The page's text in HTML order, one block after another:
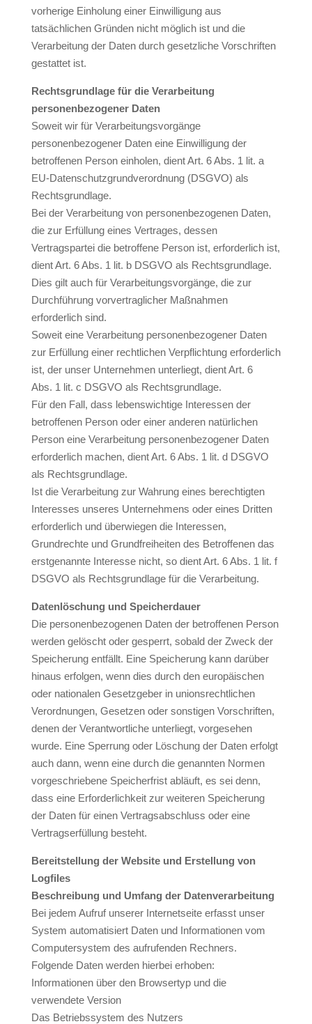
vorherige Einholung einer Einwilligung aus
tatsächlichen Gründen nicht möglich ist und die
Verarbeitung der Daten durch gesetzliche Vorschriften
gestattet ist.
Rechtsgrundlage für die Verarbeitung
personenbezogener Daten
Soweit wir für Verarbeitungsvorgänge
personenbezogener Daten eine Einwilligung der
betroffenen Person einholen, dient Art. 6 Abs. 1 lit. a
EU-Datenschutzgrundverordnung (DSGVO) als
Rechtsgrundlage.
Bei der Verarbeitung von personenbezogenen Daten,
die zur Erfüllung eines Vertrages, dessen
Vertragspartei die betroffene Person ist, erforderlich ist,
dient Art. 6 Abs. 1 lit. b DSGVO als Rechtsgrundlage.
Dies gilt auch für Verarbeitungsvorgänge, die zur
Durchführung vorvertraglicher Maßnahmen
erforderlich sind.
Soweit eine Verarbeitung personenbezogener Daten
zur Erfüllung einer rechtlichen Verpflichtung erforderlich
ist, der unser Unternehmen unterliegt, dient Art. 6
Abs. 1 lit. c DSGVO als Rechtsgrundlage.
Für den Fall, dass lebenswichtige Interessen der
betroffenen Person oder einer anderen natürlichen
Person eine Verarbeitung personenbezogener Daten
erforderlich machen, dient Art. 6 Abs. 1 lit. d DSGVO
als Rechtsgrundlage.
Ist die Verarbeitung zur Wahrung eines berechtigten
Interesses unseres Unternehmens oder eines Dritten
erforderlich und überwiegen die Interessen,
Grundrechte und Grundfreiheiten des Betroffenen das
erstgenannte Interesse nicht, so dient Art. 6 Abs. 1 lit. f
DSGVO als Rechtsgrundlage für die Verarbeitung.
Datenlöschung und Speicherdauer
Die personenbezogenen Daten der betroffenen Person
werden gelöscht oder gesperrt, sobald der Zweck der
Speicherung entfällt. Eine Speicherung kann darüber
hinaus erfolgen, wenn dies durch den europäischen
oder nationalen Gesetzgeber in unionsrechtlichen
Verordnungen, Gesetzen oder sonstigen Vorschriften,
denen der Verantwortliche unterliegt, vorgesehen
wurde. Eine Sperrung oder Löschung der Daten erfolgt
auch dann, wenn eine durch die genannten Normen
vorgeschriebene Speicherfrist abläuft, es sei denn,
dass eine Erforderlichkeit zur weiteren Speicherung
der Daten für einen Vertragsabschluss oder eine
Vertragserfüllung besteht.
Bereitstellung der Website und Erstellung von
Logfiles
Beschreibung und Umfang der Datenverarbeitung
Bei jedem Aufruf unserer Internetseite erfasst unser
System automatisiert Daten und Informationen vom
Computersystem des aufrufenden Rechners.
Folgende Daten werden hierbei erhoben:
Informationen über den Browsertyp und die
verwendete Version
Das Betriebssystem des Nutzers